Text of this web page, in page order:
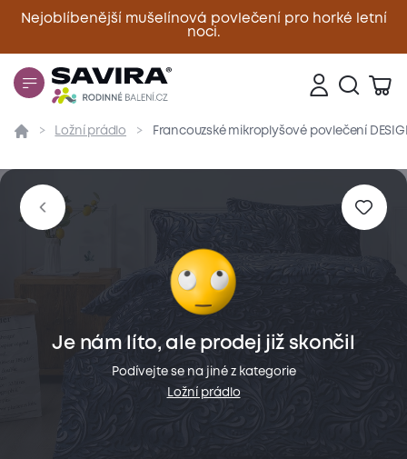
Nejoblíbenější mušelínová povlečení pro horké letní
noci.
Zavřít
Přehled Parametry Popis produktu Materiál
Ložní prádlo Francouzské mikroplyšové povlečení
Je nám líto, ale prodej již skončil
Podívejte se na jiné z kategorie
Ložní prádlo